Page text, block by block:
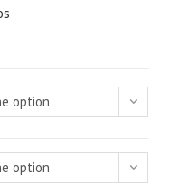
option
option